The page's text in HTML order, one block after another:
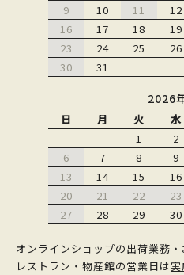
9
10 11 12
16
17 18 19
23
24 25 26
30
31
2026
日 月 火 水
1
2
6
7 8 9
13
14 15 16
20
21 22 23
27
28 29 30
オンラインショップの出荷業務・
レストラン・物産館の営業日は実